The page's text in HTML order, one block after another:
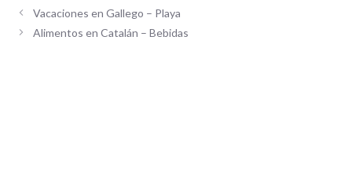
Vacaciones en Gallego – Playa
Alimentos en Catalán – Bebidas